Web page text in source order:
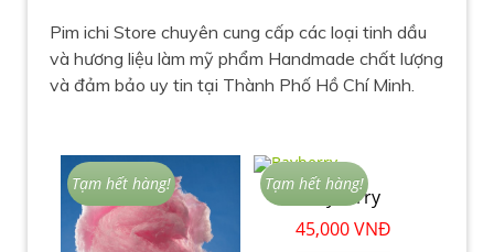
Pim ichi Store chuyên cung cấp các loại tinh dầu
và hương liệu làm mỹ phẩm Handmade chất lượng
và đảm bảo uy tin tại Thành Phố Hồ Chí Minh.
Tạm hết hàng! Tạm hết hàng!
Bayberry
45,000 VNĐ